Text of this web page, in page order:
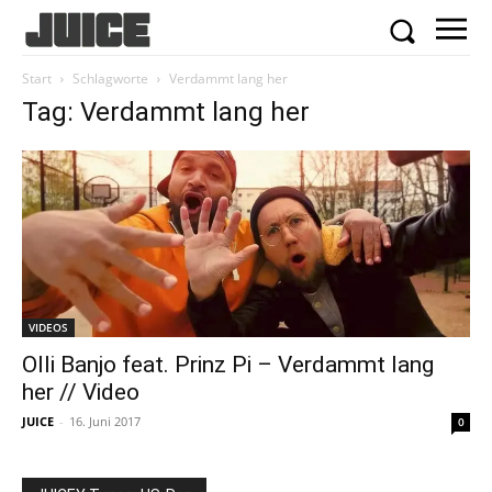
Start Schlagworte Verdammt lang her
Tag: Verdammt lang her
VIDEOS
Olli Banjo feat. Prinz Pi – Verdammt lang
her // Video
JUICE - 16. Juni 2017 0